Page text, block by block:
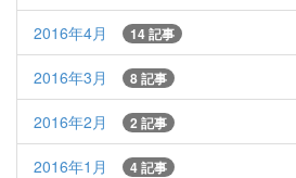
2016年4月 14 記事
2016年3月 8 記事
2016年2月 2 記事
2016年1月 4 記事